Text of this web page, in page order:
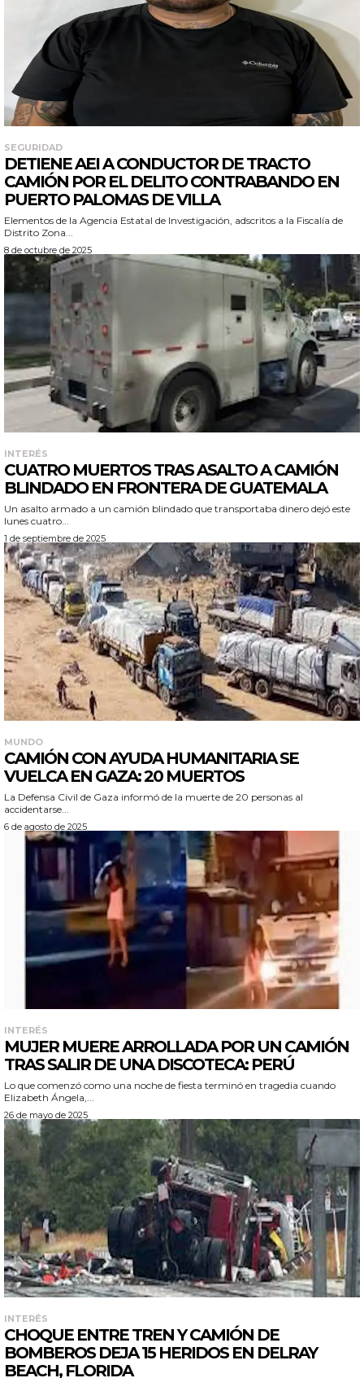
SEGURIDAD
DETIENE AEI A CONDUCTOR DE TRACTO
CAMIÓN POR EL DELITO CONTRABANDO EN
PUERTO PALOMAS DE VILLA
Elementos de la Agencia Estatal de Investigación, adscritos a la Fiscalía de
Distrito Zona...
8 de octubre de 2025
INTERÉS
CUATRO MUERTOS TRAS ASALTO A CAMIÓN
BLINDADO EN FRONTERA DE GUATEMALA
Un asalto armado a un camión blindado que transportaba dinero dejó este
lunes cuatro...
1 de septiembre de 2025
MUNDO
CAMIÓN CON AYUDA HUMANITARIA SE
VUELCA EN GAZA: 20 MUERTOS
La Defensa Civil de Gaza informó de la muerte de 20 personas al
accidentarse...
6 de agosto de 2025
INTERÉS
MUJER MUERE ARROLLADA POR UN CAMIÓN
TRAS SALIR DE UNA DISCOTECA: PERÚ
Lo que comenzó como una noche de fiesta terminó en tragedia cuando
Elizabeth Ángela,...
26 de mayo de 2025
INTERÉS
CHOQUE ENTRE TREN Y CAMIÓN DE
BOMBEROS DEJA 15 HERIDOS EN DELRAY
BEACH, FLORIDA